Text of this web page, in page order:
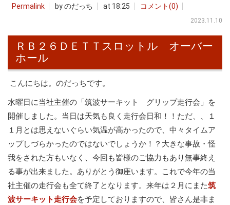
Permalink by のだっち at 18:25 コメント(0)
2023.11.10
ＲＢ２６ＤＥＴＴスロットル オーバー
ホール
こんにちは。のだっちです。
水曜日に当社主催の「筑波サーキット グリップ走行会」を
開催しました。当日は天気も良く走行会日和！！ただ、、１
１月とは思えないぐらい気温が高かったので、中々タイムア
ップしづらかったのではないでしょうか！？大きな事故・怪
我をされた方もいなく、今回も皆様のご協力もあり無事終え
る事が出来ました。ありがとう御座います。これで今年の当
社主催の走行会も全て終了となります。来年は２月にまた筑
波サーキット走行会を予定しておりますので、皆さん是非ま